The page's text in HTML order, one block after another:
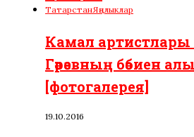
ТатарстанЯңалыклар
Камал
Гәрәевның бәбиен
[фотогалерея]
19.10.2016